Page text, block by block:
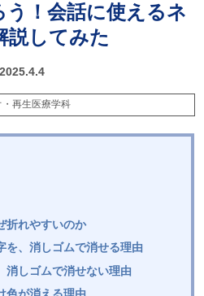
う！会話に使えるネ
説してみた
2025.4.4
・再生医療学科
折れやすいのか
を、消しゴムで消せる理由
消しゴムで消せない理由